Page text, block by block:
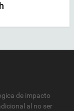
de impacto
al no ser